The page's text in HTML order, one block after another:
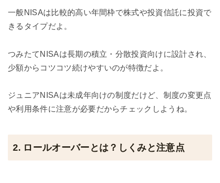
一般NISAは比較的高い年間枠で株式や投資信託に投資で
きるタイプだよ。
つみたてNISAは長期の積立・分散投資向けに設計され、
少額からコツコツ続けやすいのが特徴だよ。
ジュニアNISAは未成年向けの制度だけど、制度の変更点
や利用条件に注意が必要だからチェックしようね。
2. ロールオーバーとは？しくみと注意点